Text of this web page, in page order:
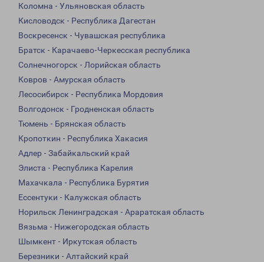
Коломна - Ульяновская область
Кисловодск - Республика Дагестан
Воскресенск - Чувашская республика
Братск - Карачаево-Черкесская республика
Солнечногорск - Лорийская область
Ковров - Амурская область
Лесосибирск - Республика Мордовия
Волгодонск - Гродненская область
Тюмень - Брянская область
Кропоткин - Республика Хакасия
Адлер - Забайкальский край
Элиста - Республика Карелия
Махачкала - Республика Бурятия
Ессентуки - Калужская область
Норильск Ленинградская - Араратская область
Вязьма - Нижегородская область
Шымкент - Иркутская область
Березники - Алтайский край